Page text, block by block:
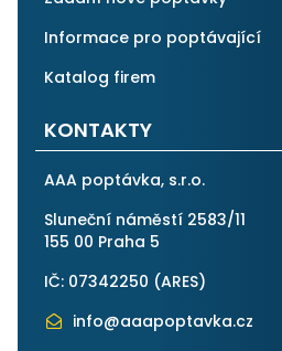
Informace pro poptávající
Katalog firem
KONTAKTY
AAA poptávka, s.r.o.
Sluneční náměstí 2583/11
155 00 Praha 5
IČ: 07342250 (ARES)
info@aaapoptavka.cz